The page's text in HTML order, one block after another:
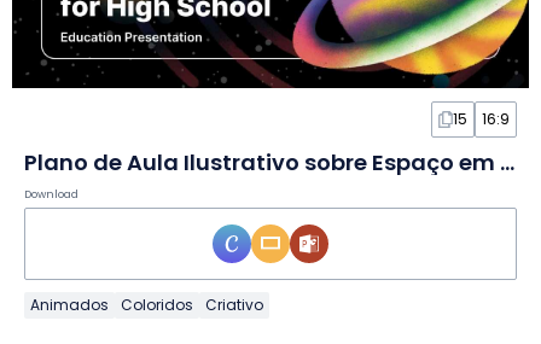
15 16:9
Plano de Aula Ilustrativo sobre Espaço em Slides
Download
Animados Coloridos Criativo